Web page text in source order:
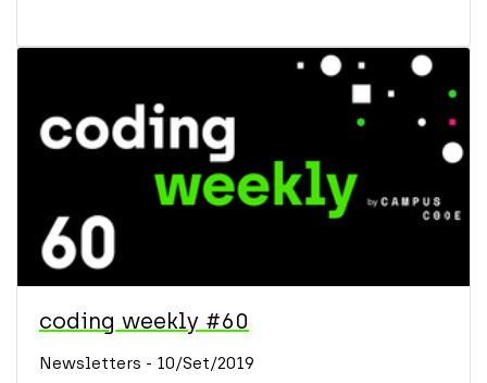
coding weekly #60
Newsletters - 10/Set/2019